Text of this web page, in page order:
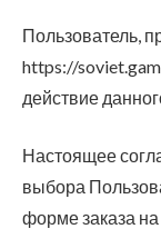
Пользователь,
https://
действие
Настоящее
выбора
форме заказа на